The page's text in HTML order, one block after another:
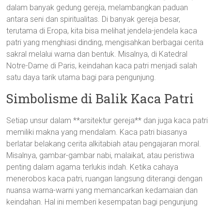
dalam banyak gedung gereja, melambangkan paduan
antara seni dan spiritualitas. Di banyak gereja besar,
terutama di Eropa, kita bisa melihat jendela-jendela kaca
patri yang menghiasi dinding, mengisahkan berbagai cerita
sakral melalui warna dan bentuk. Misalnya, di Katedral
Notre-Dame di Paris, keindahan kaca patri menjadi salah
satu daya tarik utama bagi para pengunjung.
Simbolisme di Balik Kaca Patri
Setiap unsur dalam **arsitektur gereja** dan juga kaca patri
memiliki makna yang mendalam. Kaca patri biasanya
berlatar belakang cerita alkitabiah atau pengajaran moral.
Misalnya, gambar-gambar nabi, malaikat, atau peristiwa
penting dalam agama terlukis indah. Ketika cahaya
menerobos kaca patri, ruangan langsung diterangi dengan
nuansa warna-warni yang memancarkan kedamaian dan
keindahan. Hal ini memberi kesempatan bagi pengunjung